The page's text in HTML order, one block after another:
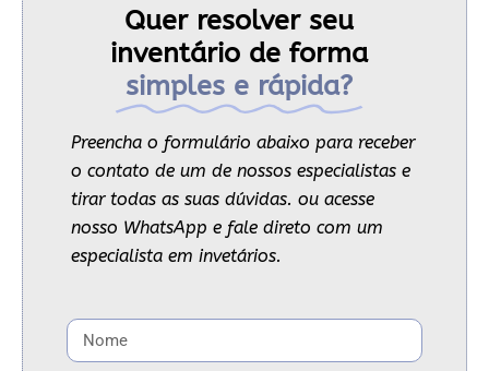
Quer resolver seu
inventário de forma
simples e rápida?
Preencha o formulário abaixo para receber
o contato de um de nossos especialistas e
tirar todas as suas dúvidas. ou acesse
nosso WhatsApp e fale direto com um
especialista em invetários.